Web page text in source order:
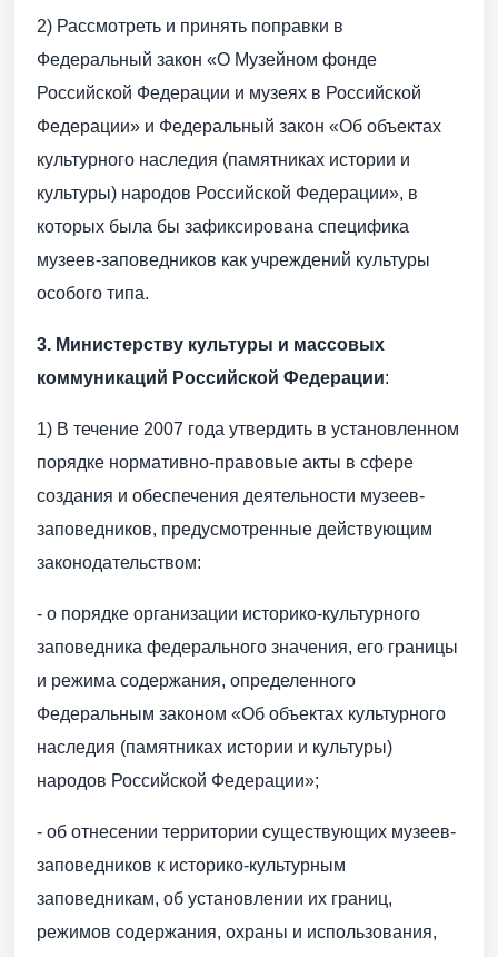
2) Рассмотреть и принять поправки в
Федеральный закон «О Музейном фонде
Российской Федерации и музеях в Российской
Федерации» и Федеральный закон «Об объектах
культурного наследия (памятниках истории и
культуры) народов Российской Федерации», в
которых была бы зафиксирована специфика
музеев-заповедников как учреждений культуры
особого типа.
3. Министерству культуры и массовых
коммуникаций Российской Федерации:
1) В течение 2007 года утвердить в установленном
порядке нормативно-правовые акты в сфере
создания и обеспечения деятельности музеев-
заповедников, предусмотренные действующим
законодательством:
- о порядке организации историко-культурного
заповедника федерального значения, его границы
и режима содержания, определенного
Федеральным законом «Об объектах культурного
наследия (памятниках истории и культуры)
народов Российской Федерации»;
- об отнесении территории существующих музеев-
заповедников к историко-культурным
заповедникам, об установлении их границ,
режимов содержания, охраны и использования,